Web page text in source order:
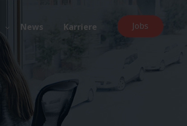
Jobs
News Karriere